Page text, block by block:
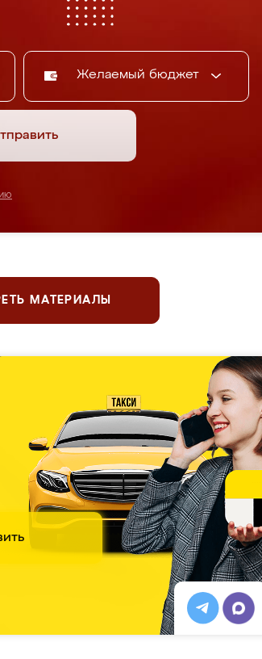
Желаемый бюджет
МАТЕРИАЛЫ
чем чемпионы по
5.0 5.0 5.0 5.0
6